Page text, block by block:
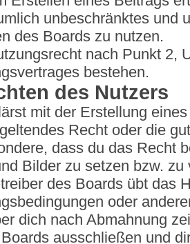
unbeschränktes und
des Boards zu nutzen.
nach Punkt 2,
bestehen.
des Nutzers
mit der Erstellung
Recht oder die
dass du das Recht
Bilder zu setzen bzw. zu
des Boards übt das
oder
dich nach Abmahnung
ausschließen und